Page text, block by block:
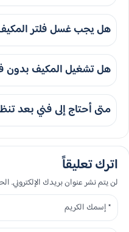
قد يساهم في زيادة الغبار
بالحساسية أو تهيج الجهاز التنفسي.
هل يجب غسل فلتر
يعتمد ذلك على نوع الفلتر.
الفلاتر التالفة أو غير القابلة
هل تشغيل المكيف بدون
نعم، لأنه يسمح بدخول الغبار إلى
الجهاز ويسبب أعطالًا.
متى أحتاج إلى فني بعد
أو تجمدت الوحدة الداخلية،
اترك تعليقاً
لن يتم نشر عنوان بريدك الإلكتروني.